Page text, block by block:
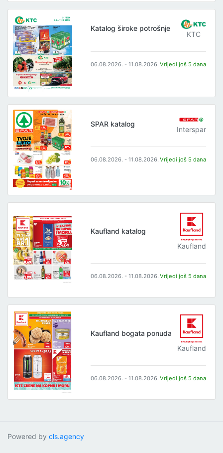
Katalog široke potrošnje
KTC
06.08.2026. - 11.08.2026. Vrijedi još 5 dana
SPAR katalog
Interspar
06.08.2026. - 11.08.2026. Vrijedi još 5 dana
Kaufland katalog
Kaufland
06.08.2026. - 11.08.2026. Vrijedi još 5 dana
Kaufland bogata ponuda
Kaufland
06.08.2026. - 11.08.2026. Vrijedi još 5 dana
Powered by cls.agency